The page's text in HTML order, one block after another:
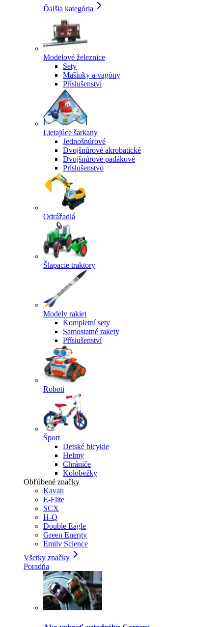
Ďalšia kategória
Modelové železnice
Sety
Mašinky a vagóny
Příslušenství
Lietajúce šarkany
Jednošnúrové
Dvojšnúrové akrobatické
Dvojšnúrové padákové
Príslušenstvo
Odrážadlá
Šlapacie traktory
Modely rakiet
Kompletní sety
Samostatné rakety
Příslušenství
Roboti
Šport
Detské bicykle
Helmy
Chrániče
Kolobežky
Obľúbené značky
Kavan
E-Flite
SCX
H-Q
Double Eagle
Green Energy
Emily Science
Všetky značky
Poradňa